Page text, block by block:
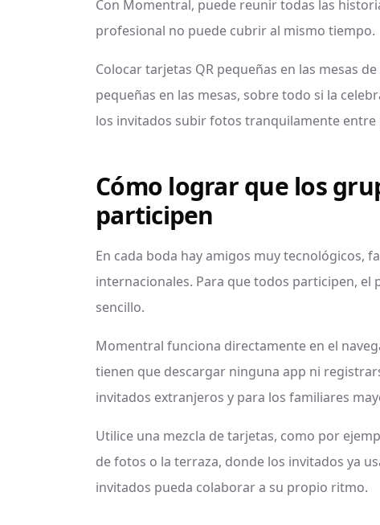
Con Momentral, puede reunir todas las
profesional no puede cubrir al mismo tiempo.
Colocar tarjetas QR pequeñas en las mesas
pequeñas en las mesas, sobre todo si la
los invitados subir fotos tranquilamente entre
Cómo lograr que los
participen
En cada boda hay amigos muy tecnológicos,
internacionales. Para que todos participen, el
sencillo.
Momentral funciona directamente en el
tienen que descargar ninguna app ni
invitados extranjeros y para los familiares
Utilice una mezcla de tarjetas, como por
de fotos o la terraza, donde los invitados ya
invitados pueda colaborar a su propio ritmo.